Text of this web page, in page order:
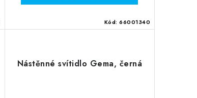
Kód: 66001340
Nástěnné svítidlo Gema, černá